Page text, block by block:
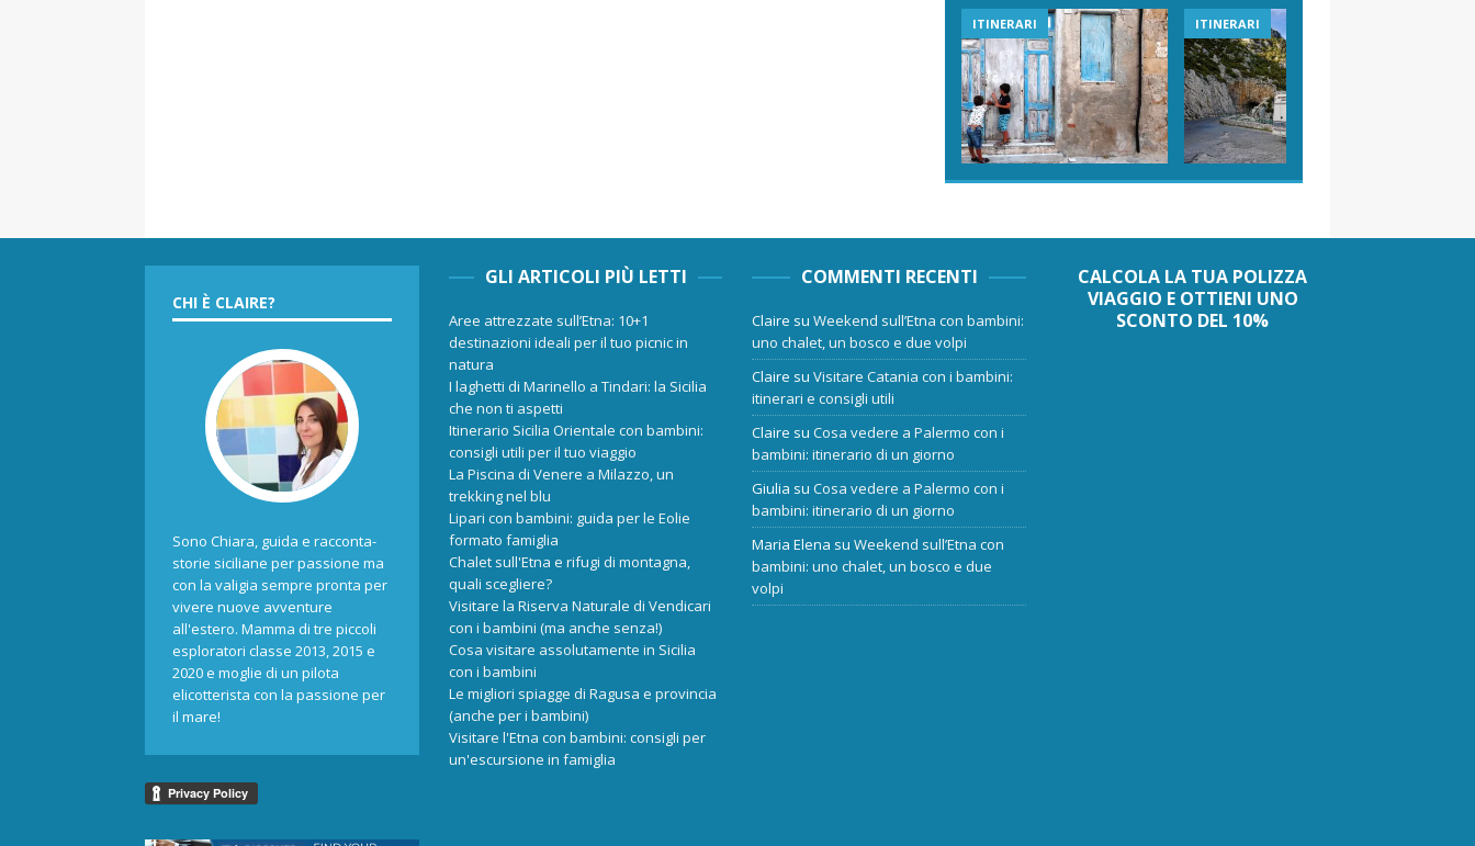
ITINERARI ITINERARI
CHI È CLAIRE?
Sono Chiara, guida e racconta-
storie siciliane per passione ma
con la valigia sempre pronta per
vivere nuove avventure
all'estero. Mamma di tre piccoli
esploratori classe 2013, 2015 e
2020 e moglie di un pilota
elicotterista con la passione per
il mare!
GLI ARTICOLI PIÙ LETTI
Aree attrezzate sull’Etna: 10+1
destinazioni ideali per il tuo picnic in
natura
I laghetti di Marinello a Tindari: la Sicilia
che non ti aspetti
Itinerario Sicilia Orientale con bambini:
consigli utili per il tuo viaggio
La Piscina di Venere a Milazzo, un
trekking nel blu
Lipari con bambini: guida per le Eolie
formato famiglia
Chalet sull'Etna e rifugi di montagna,
quali scegliere?
Visitare la Riserva Naturale di Vendicari
con i bambini (ma anche senza!)
Cosa visitare assolutamente in Sicilia
con i bambini
Le migliori spiagge di Ragusa e provincia
(anche per i bambini)
Visitare l'Etna con bambini: consigli per
un'escursione in famiglia
COMMENTI RECENTI
Claire suWeekend sull’Etna con bambini:
uno chalet, un bosco e due volpi
Claire suVisitare Catania con i bambini:
itinerari e consigli utili
Claire suCosa vedere a Palermo con i
bambini: itinerario di un giorno
Giulia suCosa vedere a Palermo con i
bambini: itinerario di un giorno
Maria Elena suWeekend sull’Etna con
bambini: uno chalet, un bosco e due
volpi
CALCOLA LA TUA POLIZZA
VIAGGIO E OTTIENI UNO
SCONTO DEL 10%